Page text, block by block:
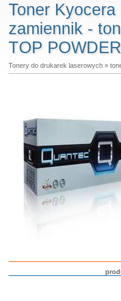
Toner Kyocera
zamiennik -
TOP POWDER
Tonery do drukarek laserowych»